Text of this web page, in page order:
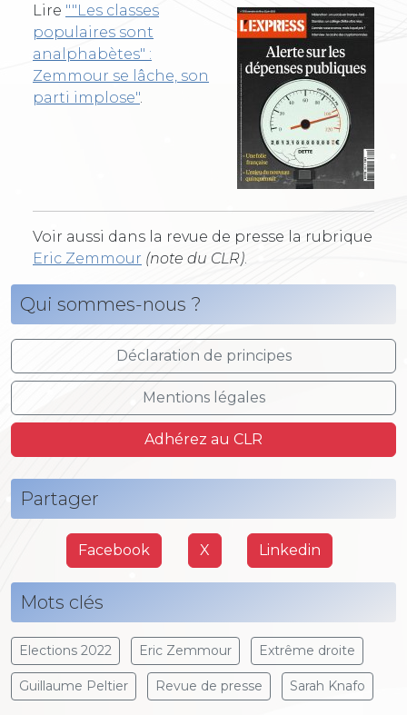
Lire ""Les classes
populaires sont
analphabètes" :
Zemmour se lâche, son
parti implose"
Voir aussi dans la revue de presse la rubrique
Eric Zemmour (note du CLR)
Qui sommes-nous ?
Déclaration de principes
Mentions légales
Adhérez au CLR
Partager
Facebook X Linkedin
Mots clés
Elections 2022 Eric Zemmour Extrême droite
Guillaume Peltier Revue de presse Sarah Knafo